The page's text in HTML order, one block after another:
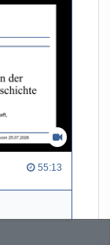
55:13